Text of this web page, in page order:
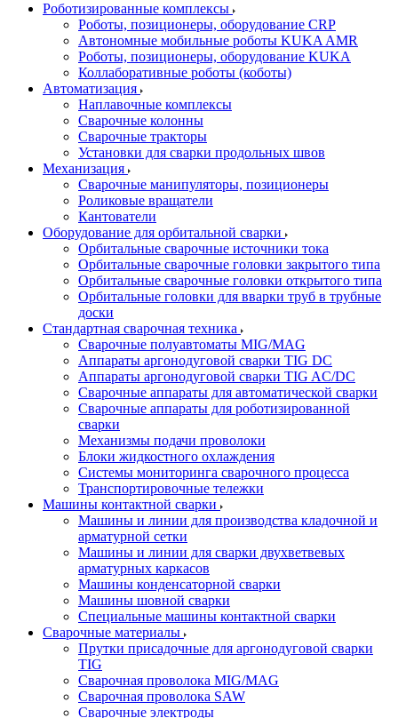
Роботизированные комплексы
Роботы, позиционеры, оборудование CRP
Автономные мобильные роботы KUKA AMR
Роботы, позиционеры, оборудование KUKA
Коллаборативные роботы (коботы)
Автоматизация
Наплавочные комплексы
Сварочные колонны
Сварочные тракторы
Установки для сварки продольных швов
Механизация
Сварочные манипуляторы, позиционеры
Роликовые вращатели
Кантователи
Оборудование для орбитальной сварки
Орбитальные сварочные источники тока
Орбитальные сварочные головки закрытого типа
Орбитальные сварочные головки открытого типа
Орбитальные головки для вварки труб в трубные
доски
Стандартная сварочная техника
Сварочные полуавтоматы MIG/MAG
Аппараты аргонодуговой сварки TIG DC
Аппараты аргонодуговой сварки TIG AC/DC
Сварочные аппараты для автоматической сварки
Сварочные аппараты для роботизированной
сварки
Механизмы подачи проволоки
Блоки жидкостного охлаждения
Системы мониторинга сварочного процесса
Транспортировочные тележки
Машины контактной сварки
Машины и линии для производства кладочной и
арматурной сетки
Машины и линии для сварки двухветвевых
арматурных каркасов
Машины конденсаторной сварки
Машины шовной сварки
Специальные машины контактной сварки
Сварочные материалы
Прутки присадочные для аргонодуговой сварки
TIG
Сварочная проволока MIG/MAG
Сварочная проволока SAW
Сварочные электроды